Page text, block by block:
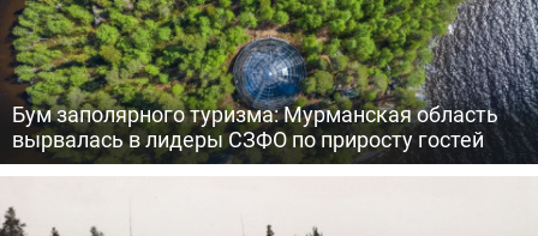
Бум заполярного туризма: Мурманская область
вырвалась в лидеры СЗФО по приросту гостей